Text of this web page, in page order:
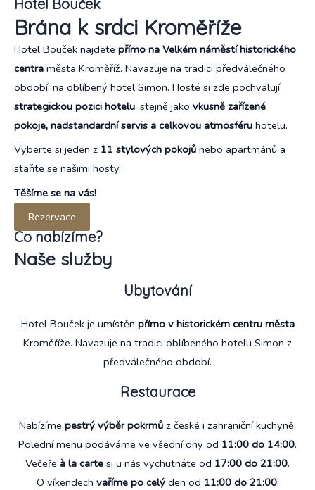
Hotel Bouček
Brána k srdci Kroměříže
Hotel Bouček najdete přímo na Velkém náměstí historického
centra města Kroměříž. Navazuje na tradici předválečného
období, na oblíbený hotel Simon. Hosté si zde pochvalují
strategickou pozici hotelu, stejně jako vkusně zařízené
pokoje, nadstandardní servis a celkovou atmosféru hotelu.
Vyberte si jeden z 11 stylových pokojů nebo apartmánů a
staňte se našimi hosty.
Těšíme se na vás!
Rezervace
Co nabízíme?
Naše služby
Ubytování
Hotel Bouček je umístěn přímo v historickém centru města
Kroměříže. Navazuje na tradici oblíbeného hotelu Simon z
předválečného období.
Restaurace
Nabízíme pestrý výběr pokrmů z české i zahraniční kuchyně.
Polední menu podáváme ve všední dny od 11:00 do 14:00.
Večeře à la carte si u nás vychutnáte od 17:00 do 21:00.
O víkendech vaříme po celýden od 11:00 do 21:00.